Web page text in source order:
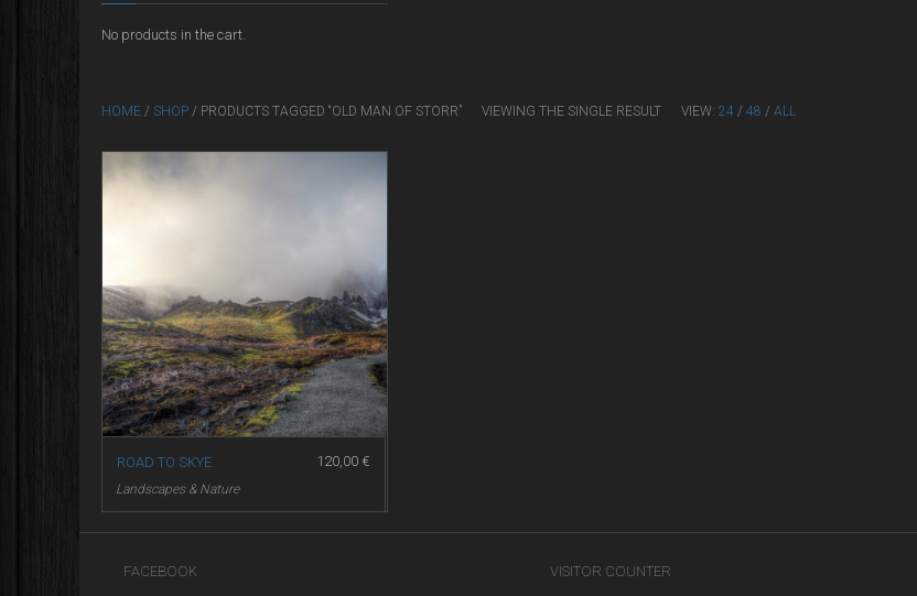
No products in the cart.
HOME / SHOP / PRODUCTS TAGGED “OLD MAN OF STORR” VIEWING THE SINGLE RESULT VIEW: 24 / 48 / ALL
120,00 €
ROAD TO SKYE
Landscapes & Nature
FACEBOOK VISITOR COUNTER